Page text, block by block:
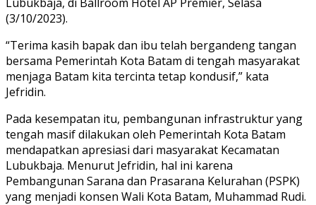
(3/10/2023).
“Terima kasih bapak dan ibu telah bergandeng tangan
bersama Pemerintah Kota Batam di tengah masyarakat
menjaga Batam kita tercinta tetap kondusif,” kata
Jefridin.
Pada kesempatan itu, pembangunan infrastruktur yang
tengah masif dilakukan oleh Pemerintah Kota Batam
mendapatkan apresiasi dari masyarakat Kecamatan
Lubukbaja. Menurut Jefridin, hal ini karena
Pembangunan Sarana dan Prasarana Kelurahan (PSPK)
yang menjadi konsen Wali Kota Batam, Muhammad Rudi.